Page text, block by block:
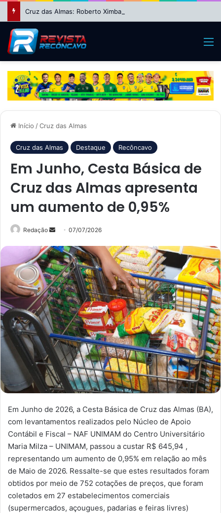
Início /Cruz das Almas
Cruz das Almas Destaque Recôncavo
Em Junho, Cesta Básica de
Cruz das Almas apresenta
um aumento de 0,95%
Redação
Mande
e-
mail
07/07/2026
Em Junho de 2026, a Cesta Básica de Cruz das Almas (BA),
com levantamentos realizados pelo Núcleo de Apoio
Contábil e Fiscal – NAF UNIMAM do Centro Universitário
Maria Milza – UNIMAM, passou a custar R$ 645,94 ,
representando um aumento de 0,95% em relação ao mês
de Maio de 2026. Ressalte-se que estes resultados foram
obtidos por meio de 752 cotações de preços, que foram
coletados em 27 estabelecimentos comerciais
(supermercados, açougues, padarias e feiras livres)